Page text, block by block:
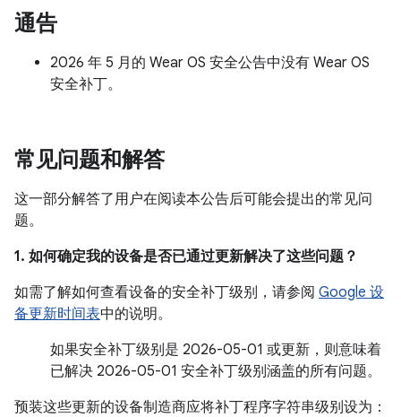
通告
2026 年 5 月的 Wear OS 安全公告中没有 Wear OS
安全补丁。
常见问题和解答
这一部分解答了用户在阅读本公告后可能会提出的常见问
题。
1. 如何确定我的设备是否已通过更新解决了这些问题？
如需了解如何查看设备的安全补丁级别，请参阅 Google 设
备更新时间表中的说明。
如果安全补丁级别是 2026-05-01 或更新，则意味着
已解决 2026-05-01 安全补丁级别涵盖的所有问题。
预装这些更新的设备制造商应将补丁程序字符串级别设为：